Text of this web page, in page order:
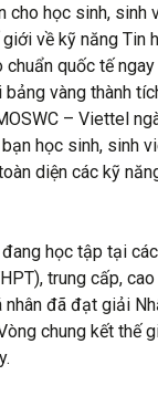
cho học sinh,
về kỹ năng Tin
quốc tế
vàng thành
– Viettel
học sinh, sinh
diện các kỹ
học tập tại
trung cấp,
đã đạt giải
chung kết thế